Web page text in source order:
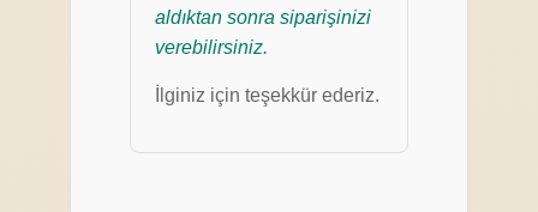
aldıktan sonra siparişinizi
verebilirsiniz.
İlginiz için teşekkür ederiz.